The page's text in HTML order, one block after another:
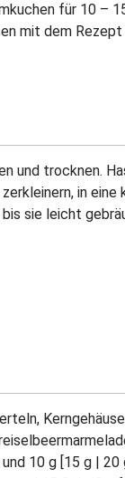
für 10 –
mit dem
und trocknen.
in
sie leicht
10 g [15 g |